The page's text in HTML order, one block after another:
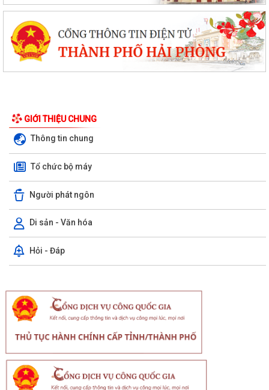
GIỚI THIỆU CHUNG
Thông tin chung
Tổ chức bộ máy
Người phát ngôn
Di sản - Văn hóa
Hỏi - Đáp